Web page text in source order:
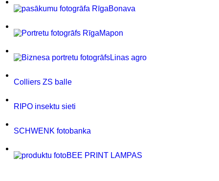
Bonava
Mapon
Linas agro
Colliers ZS balle
RIPO insektu sieti
SCHWENK fotobanka
BEE PRINT LAMPAS